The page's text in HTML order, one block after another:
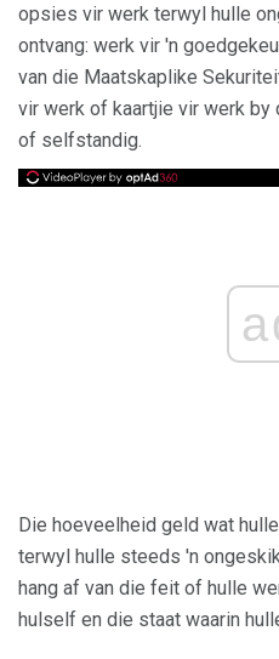
opsies vir werk terwyl hulle
ontvang: werk vir 'n
van die Maatskaplike
vir werk of kaartjie vir werk by
of selfstandig.
Die hoeveelheid geld wat
terwyl hulle steeds 'n
hang af van die feit of hulle
hulself en die staat waarin